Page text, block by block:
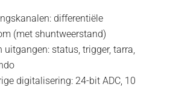
differentiële
(met shuntweerstand)
uitgangen: status, trigger, tarra,
digitalisering: 24-bit ADC, 10